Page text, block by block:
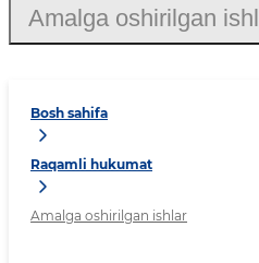
Bosh sahifa
Raqamli hukumat
Amalga oshirilgan ishlar
Amalga oshirilgan